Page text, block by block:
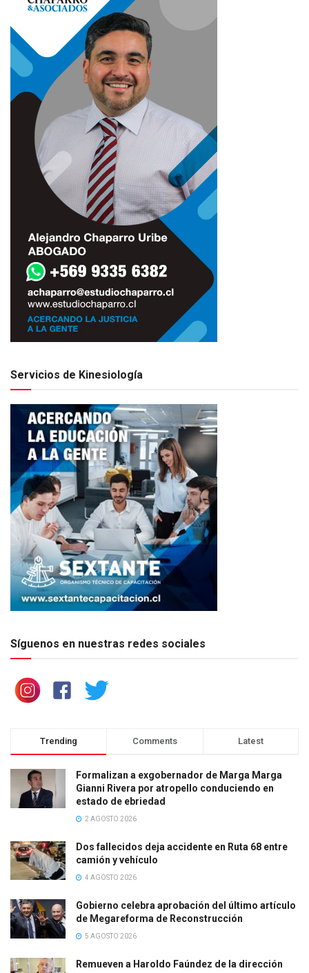
Servicios de Kinesiología
Síguenos en nuestras redes sociales
Trending Comments Latest
Formalizan a exgobernador de Marga Marga
Gianni Rivera por atropello conduciendo en
estado de ebriedad
2 AGOSTO 2026
Dos fallecidos deja accidente en Ruta 68 entre
camión y vehículo
4 AGOSTO 2026
Gobierno celebra aprobación del último artículo
de Megareforma de Reconstrucción
5 AGOSTO 2026
Remueven a Haroldo Faúndez de la dirección